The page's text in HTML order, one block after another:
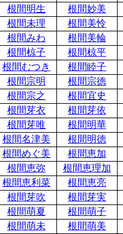
根間明生
根間妙美
根間未理
根間美怜
根間みわ
根間美輪
根間椋子
根間椋平
根間むつき
根間睦子
根間宗明
根間宗徳
根間宗之
根間宜史
根間芽衣
根間芽依
根間芽唯
根間明華
根間名津美
根間明徳
根間めぐ美
根間恵加
根間恵弥
根間恵理加
根間恵利菜
根間恵亮
根間芽吹
根間芽実
根間萌夏
根間萌子
根間萌未
根間萌美